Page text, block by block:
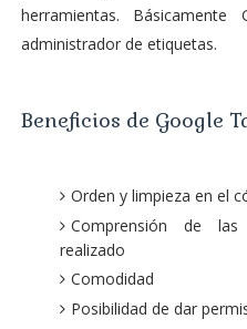
herramientas.
administrador de etiquetas.
Beneficios de Google
Orden y limpieza en el
Comprensión de
realizado
Comodidad
Posibilidad de dar